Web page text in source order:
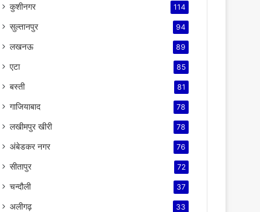
कुशीनगर 114
सुल्तानपुर 94
लखनऊ 89
एटा 85
बस्ती 81
गाजियाबाद 78
लखीमपुर खीरी 78
अंबेडकर नगर 76
सीतापुर 72
चन्दौली 37
अलीगढ़ 33